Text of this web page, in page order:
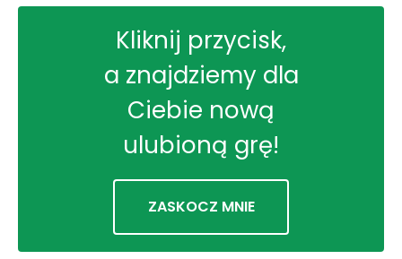
Kliknij przycisk,
a znajdziemy dla
Ciebie nową
ulubioną grę!
ZASKOCZ MNIE